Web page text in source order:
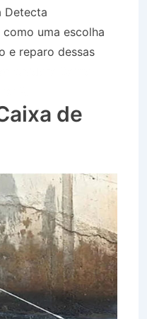
Detecta
uma escolha
e reparo dessas
de